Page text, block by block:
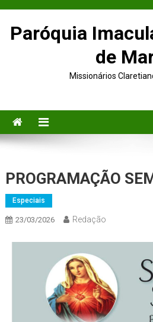
Paróquia
de
Missionários
PROGRAMAÇÃO
Especiais
23/03/2026 Redação